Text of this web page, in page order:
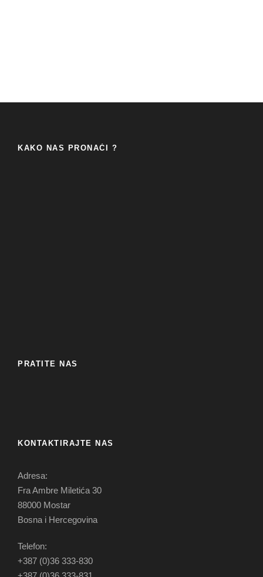
KAKO NAS PRONAĆI ?
PRATITE NAS
KONTAKTIRAJTE NAS
Adresa:
Fra Ambre Miletića 30
88000 Mostar
Bosna i Hercegovina
Telefon:
+387 (0)36 333-830